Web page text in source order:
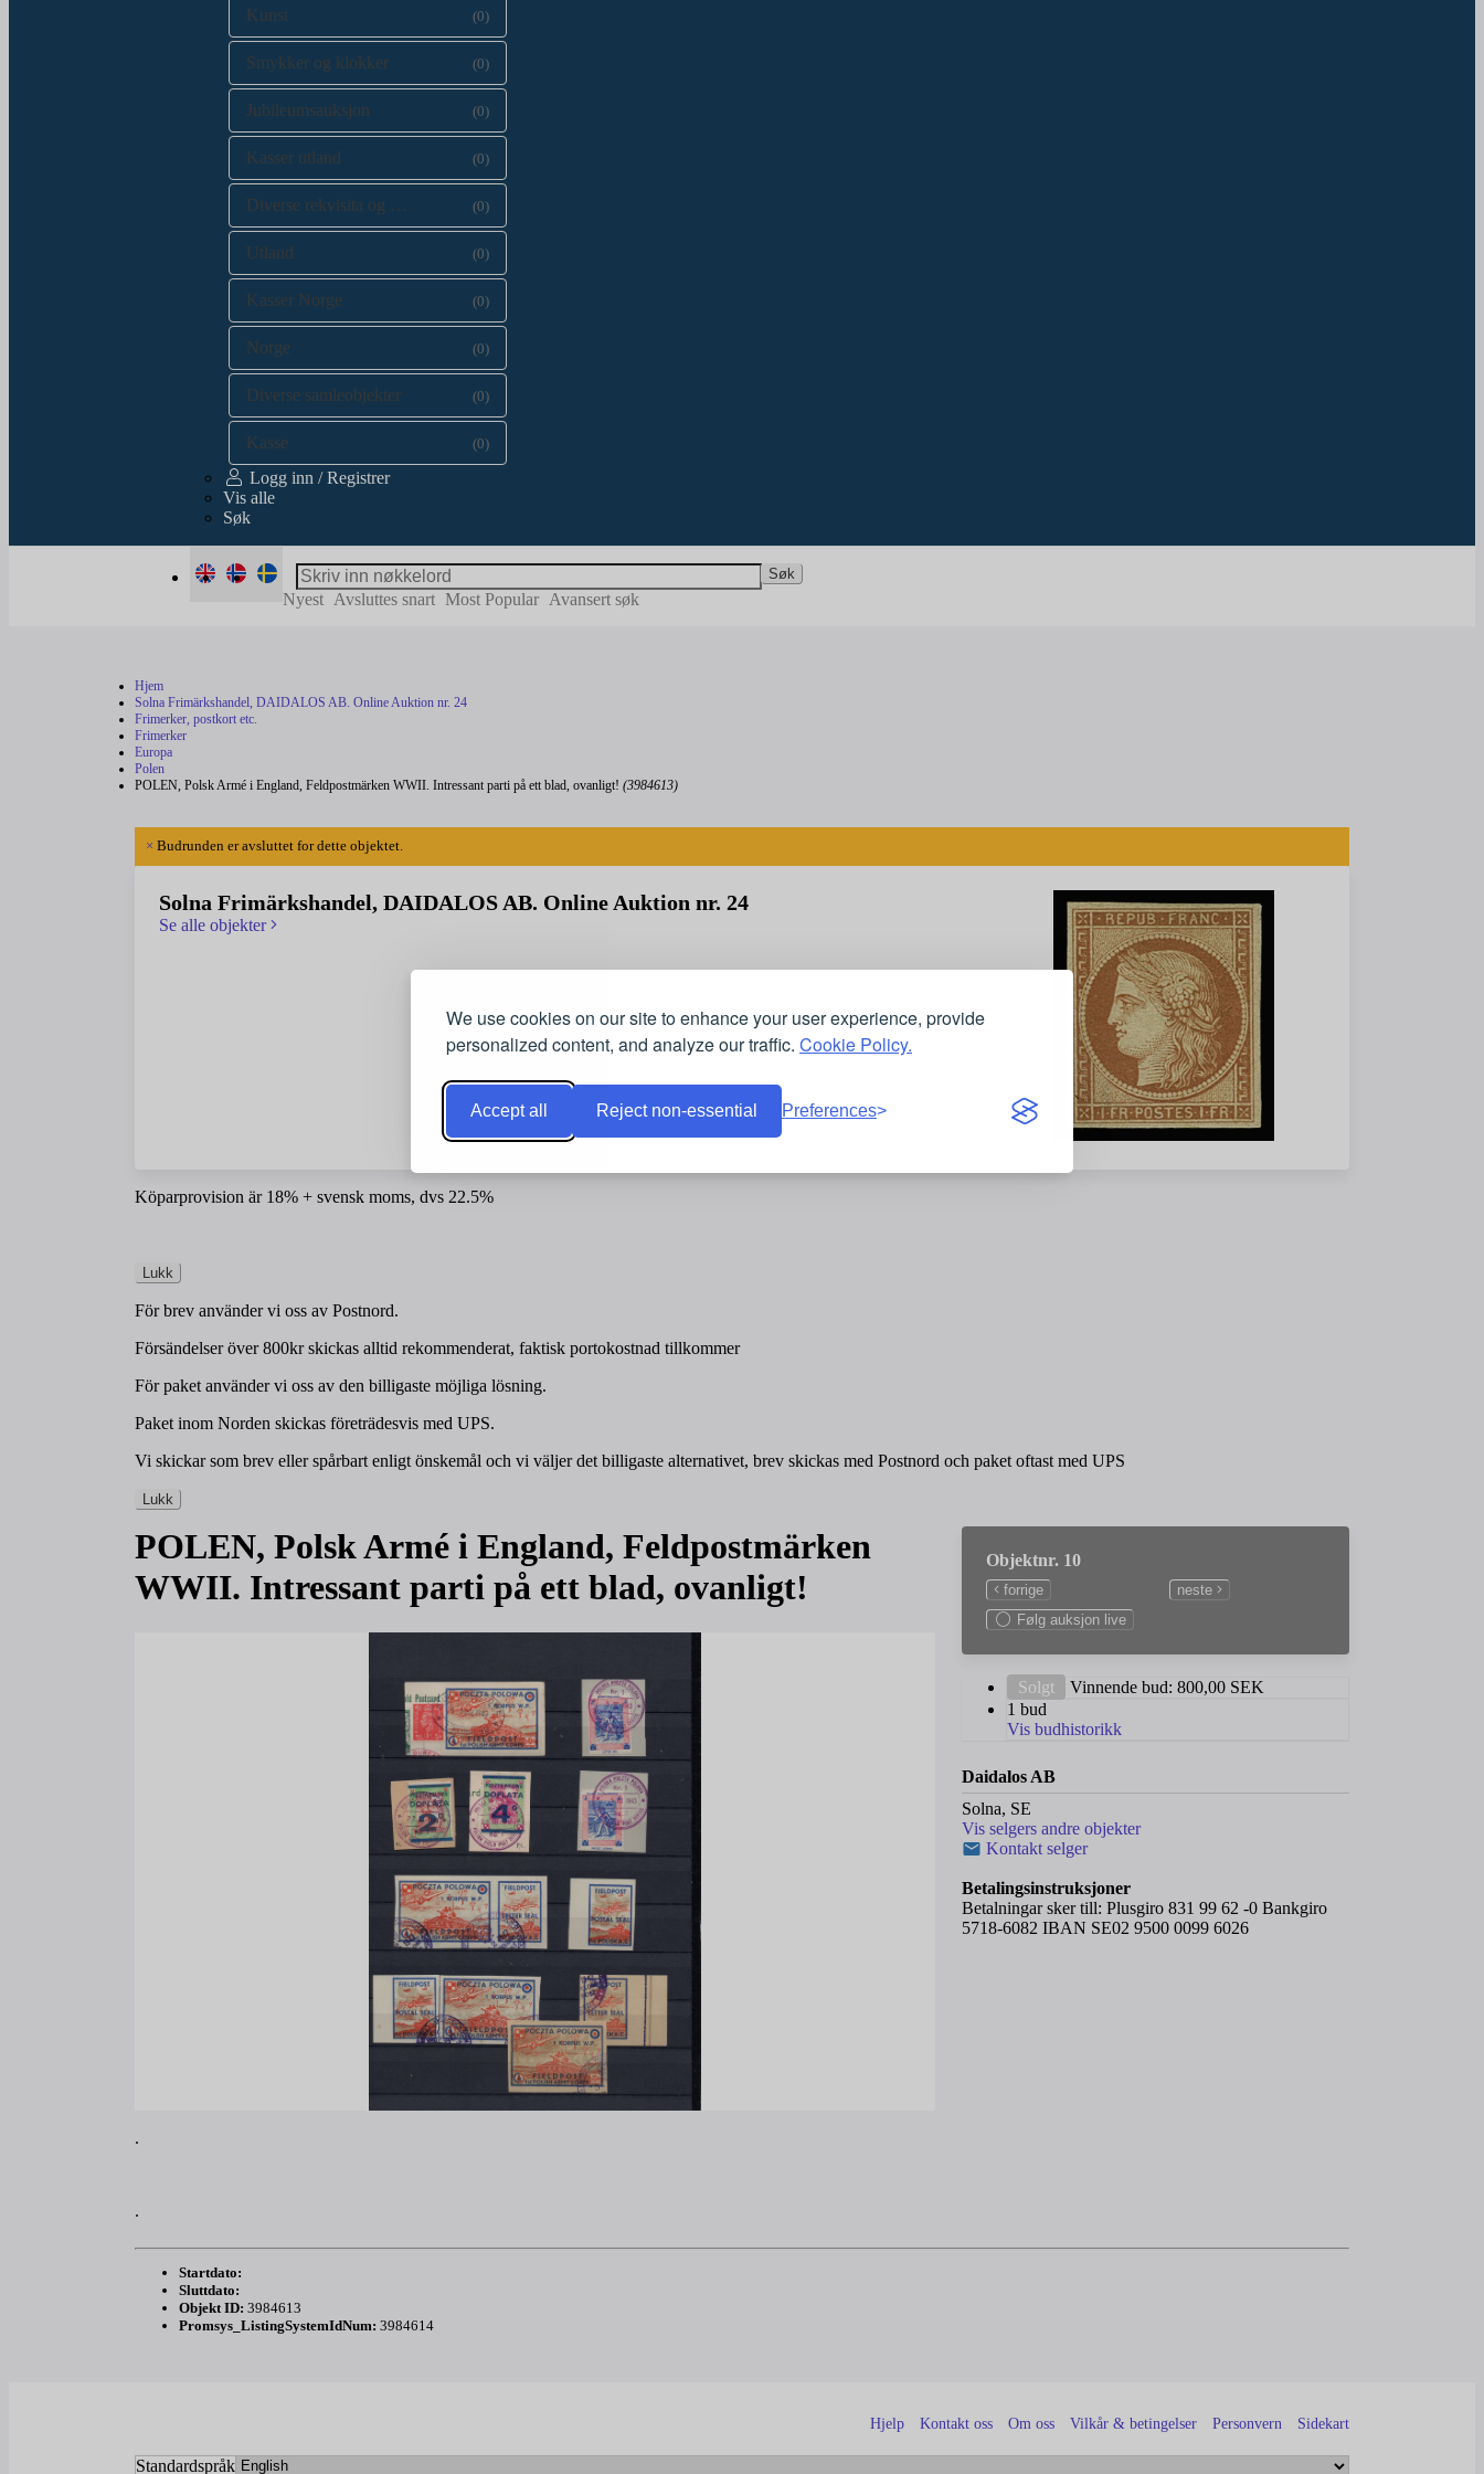
We use cookies on our site to enhance your user experience, provide
personalized content, and analyze our traffic. Cookie Policy.
Accept all Reject non-essential Preferences
Kunst (0)
Smykker og klokker (0)
Jubileumsauksjon (0)
Kasser utland (0)
Diverse rekvisita og kataloger (0)
Utland (0)
Kasser Norge (0)
Norge (0)
Diverse samleobjekter (0)
Kasse (0)
Logg inn / Registrer
Vis alle
Søk
Søk
Nyest Avsluttes snart Most Popular Avansert søk
Hjem
Solna Frimärkshandel, DAIDALOS AB. Online Auktion nr. 24
Frimerker, postkort etc.
Frimerker
Europa
Polen
POLEN, Polsk Armé i England, Feldpostmärken WWII. Intressant parti på ett blad, ovanligt! (3984613)
× Budrunden er avsluttet for dette objektet.
Solna Frimärkshandel, DAIDALOS AB. Online Auktion nr. 24
Se alle objekter
Köparprovision är 18% + svensk moms, dvs 22.5%
Lukk
För brev använder vi oss av Postnord.
Försändelser över 800kr skickas alltid rekommenderat, faktisk portokostnad tillkommer
För paket använder vi oss av den billigaste möjliga lösning.
Paket inom Norden skickas företrädesvis med UPS.
Vi skickar som brev eller spårbart enligt önskemål och vi väljer det billigaste alternativet, brev skickas med Postnord och paket oftast med UPS
Lukk
POLEN, Polsk Armé i England, Feldpostmärken
WWII. Intressant parti på ett blad, ovanligt!
.
Objektnr. 10
forrige
neste
Følg auksjon live
Solgt Vinnende bud:800,00 SEK
1 bud
Vis budhistorikk
Daidalos AB
Solna, SE
Vis selgers andre objekter
Kontakt selger
Betalingsinstruksjoner
Betalningar sker till: Plusgiro 831 99 62 -0 Bankgiro
5718-6082 IBAN SE02 9500 0099 6026
.
Startdato:
Sluttdato:
Objekt ID: 3984613
Promsys_ListingSystemIdNum: 3984614
Hjelp Kontakt oss Om oss Vilkår & betingelser Personvern Sidekart
Standardspråk